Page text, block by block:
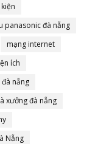
panasonic đà nẵng
mạng internet
ích
nẵng
xưởng đà nẵng
Nẵng